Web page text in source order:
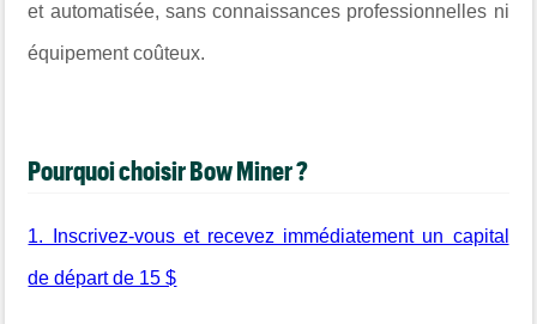
et automatisée, sans connaissances professionnelles ni
équipement coûteux.
Pourquoi choisir Bow Miner ?
1. Inscrivez-vous et recevez immédiatement un capital
de départ de 15 $